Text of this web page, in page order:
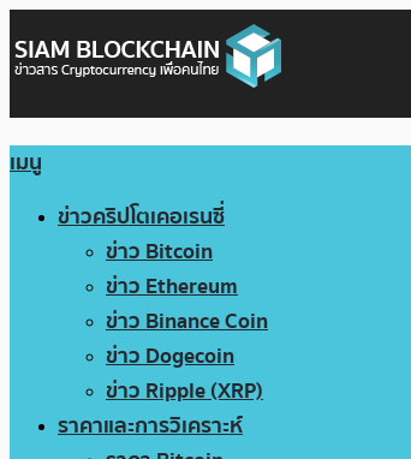
เมนู
ข่าวคริปโตเคอเรนซี่
ข่าว Bitcoin
ข่าว Ethereum
ข่าว Binance Coin
ข่าว Dogecoin
ข่าว Ripple (XRP)
ราคาและการวิเคราะห์